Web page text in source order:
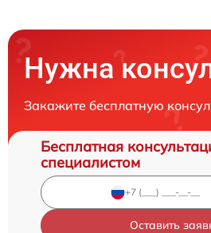
Нужна
Закажите бесплатную
Бесплатная
специалистом
Оставить